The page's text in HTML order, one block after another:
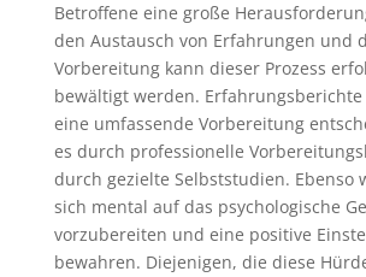
Betroffene eine große
den Austausch von Erfahrungen und
Vorbereitung kann dieser Prozess
bewältigt werden. Erfahrungsberichte
eine umfassende Vorbereitung
es durch professionelle
durch gezielte Selbststudien. Ebenso
sich mental auf das psychologische
vorzubereiten und eine positive
bewahren. Diejenigen, die diese